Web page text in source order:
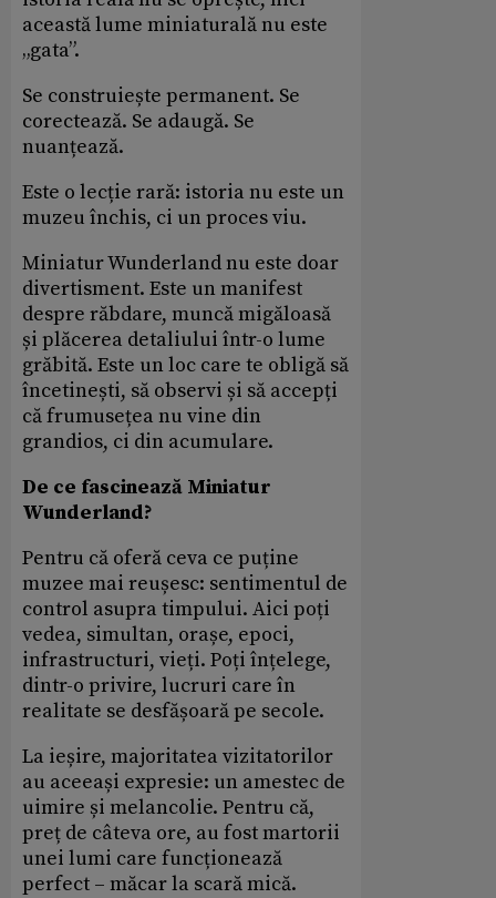
această lume miniaturală nu este
„gata”.
Se construiește permanent. Se
corectează. Se adaugă. Se
nuanțează.
Este o lecție rară: istoria nu este un
muzeu închis, ci un proces viu.
Miniatur Wunderland nu este doar
divertisment. Este un manifest
despre răbdare, muncă migăloasă
și plăcerea detaliului într-o lume
grăbită. Este un loc care te obligă să
încetinești, să observi și să accepți
că frumusețea nu vine din
grandios, ci din acumulare.
De ce fascinează Miniatur
Wunderland?
Pentru că oferă ceva ce puține
muzee mai reușesc: sentimentul de
control asupra timpului. Aici poți
vedea, simultan, orașe, epoci,
infrastructuri, vieți. Poți înțelege,
dintr-o privire, lucruri care în
realitate se desfășoară pe secole.
La ieșire, majoritatea vizitatorilor
au aceeași expresie: un amestec de
uimire și melancolie. Pentru că,
preț de câteva ore, au fost martorii
unei lumi care funcționează
perfect – măcar la scară mică.